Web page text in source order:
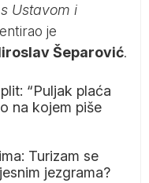
Ustavom i
je
Šeparović.
“Puljak plaća
na kojem piše
Turizam se
jezgrama?